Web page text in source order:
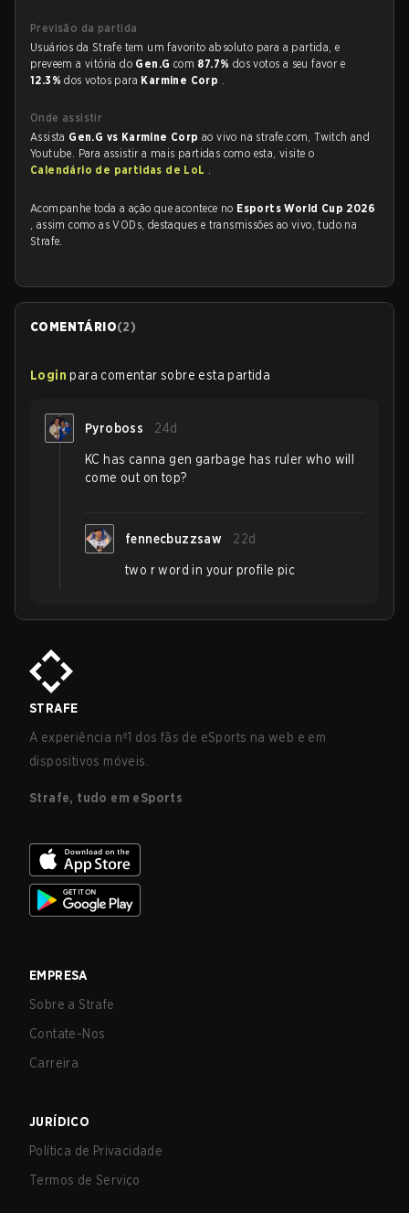
Previsão da partida
Usuários da Strafe tem um favorito absoluto para a partida, e
preveem a vitória do Gen.G com 87.7% dos votos a seu favor e
12.3%dos votos para Karmine Corp .
Onde assistir
Assista Gen.G vs Karmine Corpao vivo na strafe.com, Twitch and
Youtube. Para assistir a mais partidas como esta, visite o
Calendário de partidas de LoL .
Acompanhe toda a ação que acontece no Esports World Cup 2026
, assim como as VODs, destaques e transmissões ao vivo, tudo na
Strafe.
COMENTÁRIO(2)
Login para comentar sobre esta partida
Pyroboss 24d
KC has canna gen garbage has ruler who will
come out on top?
fennecbuzzsaw 22d
two r word in your profile pic
STRAFE
A experiência nº1 dos fãs de eSports na web e em
dispositivos móveis.
Strafe, tudo em eSports
EMPRESA
Sobre a Strafe
Contate-Nos
Carreira
JURÍDICO
Política de Privacidade
Termos de Serviço